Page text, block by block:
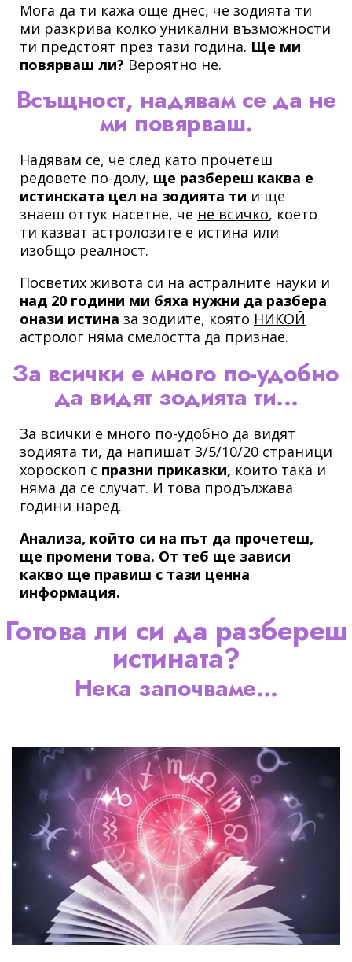
Мога да ти кажа още днес, че зодията ти
ми разкрива колко уникални възможности
ти предстоят през тази година. Ще ми
повярваш ли? Вероятно не.
Всъщност, надявам се да не
ми повярваш.
Надявам се, че след като прочетеш
редовете по-долу, ще разбереш каква е
истинската цел на зодията ти и ще
знаеш оттук насетне, че не всичко, което
ти казват астролозите е истина или
изобщо реалност.
Посветих живота си на астралните науки и
над 20 години ми бяха нужни да разбера
онази истина за зодиите, която НИКОЙ
астролог няма смелостта да признае.
За всички е много по-удобно
да видят зодията ти...
За всички е много по-удобно да видят
зодията ти, да напишат 3/5/10/20 страници
хороскоп с празни приказки, които така и
няма да се случат. И това продължава
години наред.
Анализа, който си на път да прочетеш,
ще промени това. От теб ще зависи
какво ще правиш с тази ценна
информация.
Готова ли си да разбереш
истината?
Нека започваме…